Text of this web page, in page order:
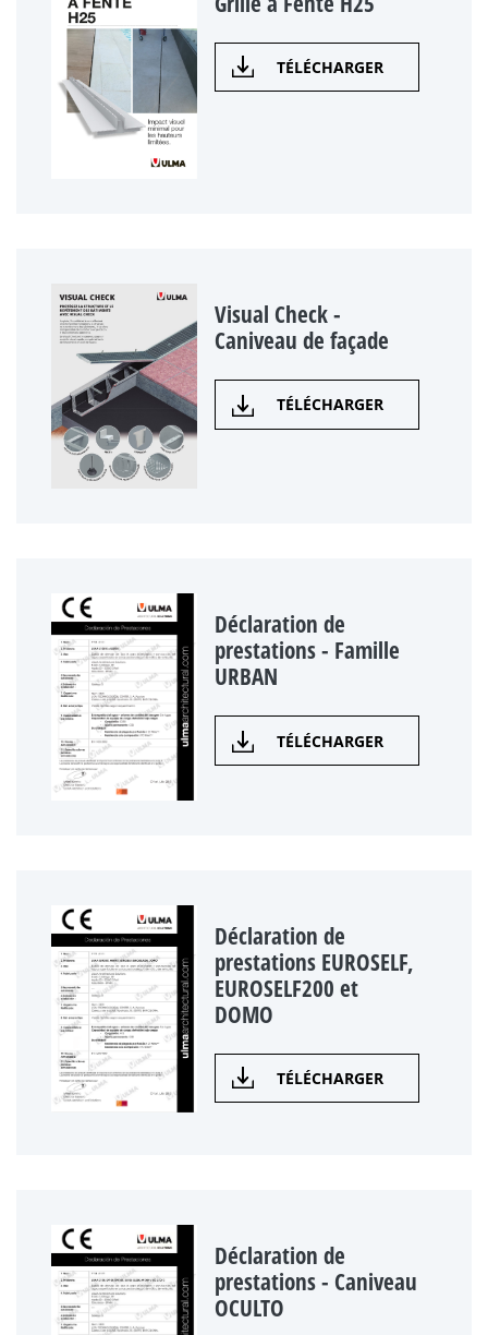
TÉLÉCHARGER
Visual Check -
Caniveau de façade
TÉLÉCHARGER
Déclaration de
prestations - Famille
URBAN
TÉLÉCHARGER
Déclaration de
prestations EUROSELF,
EUROSELF200 et
DOMO
TÉLÉCHARGER
Déclaration de
prestations - Caniveau
OCULTO